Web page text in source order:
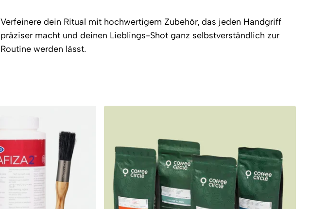
Verfeinere dein Ritual mit hochwertigem Zubehör, das jeden Handgriff
präziser macht und deinen Lieblings-Shot ganz selbstverständlich zur
Routine werden lässt.